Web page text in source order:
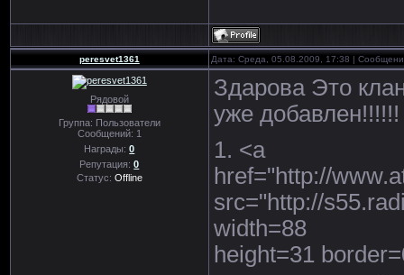
peresvet1361 Дата: Среда, 05.08.2009, 17:38 |
Рядовой
Группа: Пользователи
Сообщений: 1
Награды:0
Репутация:0
Статус: Offline
Здарова Это
уже добавлен!!!!!!
1. <a
href="http://
src="http://
width=88
height=31